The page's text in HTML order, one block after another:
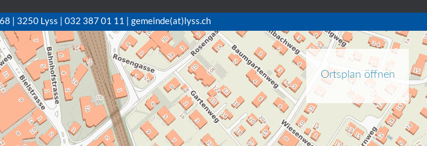
| 3250 Lyss | 032 387 01 11 | gemeinde(at)lyss.ch